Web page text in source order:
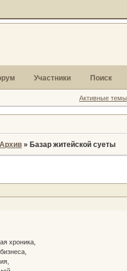
Участники Поиск
Активные темы
Архив » Базар житейской суеты
хроника,